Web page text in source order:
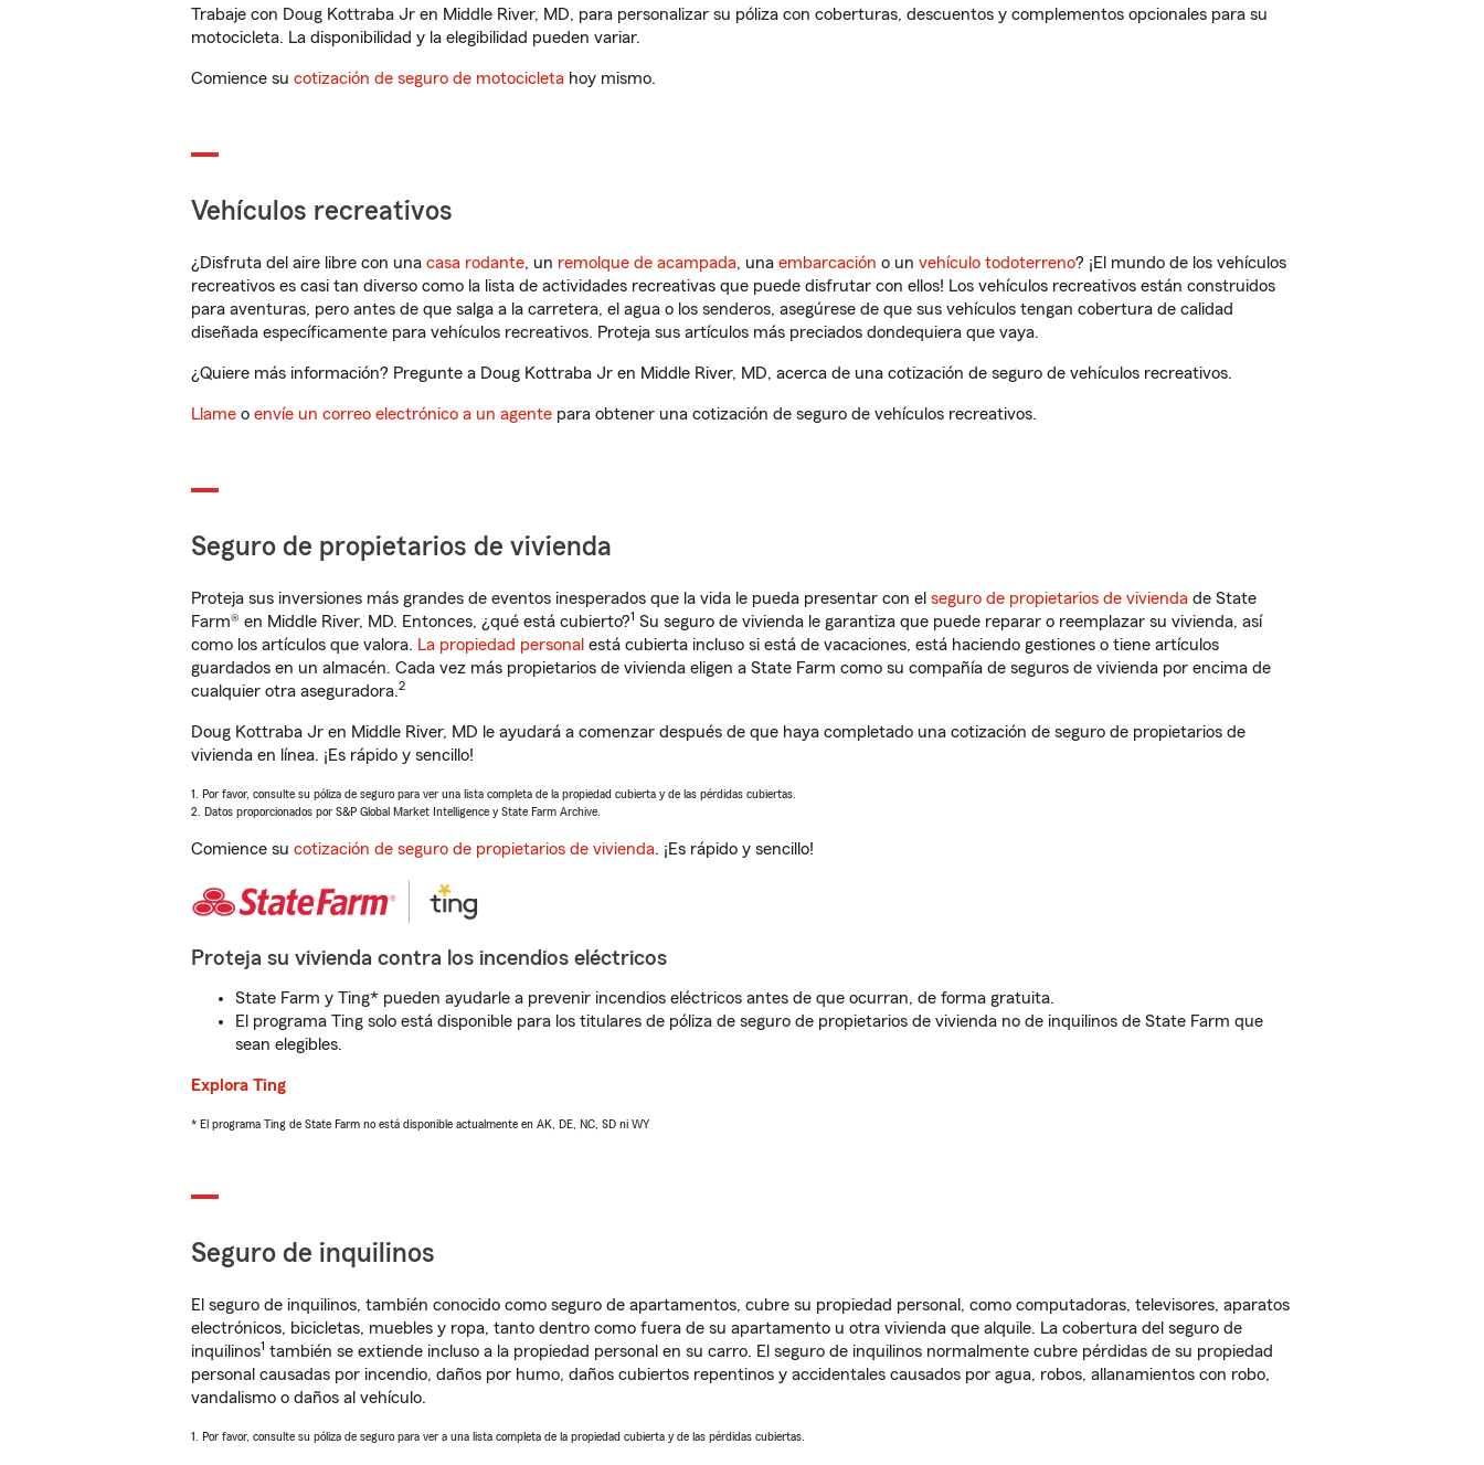
Trabaje con Doug Kottraba Jr en Middle River, MD, para personalizar su póliza con coberturas, descuentos y complementos opcionales para su
motocicleta. La disponibilidad y la elegibilidad pueden variar.
Comience su cotización de seguro de motocicleta hoy mismo.
Vehículos recreativos
¿Disfruta del aire libre con una casa rodante, un remolque de acampada, una embarcación o un vehículo todoterreno? ¡El mundo de los vehículos
recreativos es casi tan diverso como la lista de actividades recreativas que puede disfrutar con ellos! Los vehículos recreativos están construidos
para aventuras, pero antes de que salga a la carretera, el agua o los senderos, asegúrese de que sus vehículos tengan cobertura de calidad
diseñada específicamente para vehículos recreativos. Proteja sus artículos más preciados dondequiera que vaya.
¿Quiere más información? Pregunte a Doug Kottraba Jr en Middle River, MD, acerca de una cotización de seguro de vehículos recreativos.
Llame o envíe un correo electrónico a un agente para obtener una cotización de seguro de vehículos recreativos.
Seguro de propietarios de vivienda
Proteja sus inversiones más grandes de eventos inesperados que la vida le pueda presentar con el seguro de propietarios de vivienda de State
Farm® en Middle River, MD. Entonces, ¿qué está cubierto?1 Su seguro de vivienda le garantiza que puede reparar o reemplazar su vivienda, así
como los artículos que valora. La propiedad personal está cubierta incluso si está de vacaciones, está haciendo gestiones o tiene artículos
guardados en un almacén. Cada vez más propietarios de vivienda eligen a State Farm como su compañía de seguros de vivienda por encima de
cualquier otra aseguradora.2
Doug Kottraba Jr en Middle River, MD le ayudará a comenzar después de que haya completado una cotización de seguro de propietarios de
vivienda en línea. ¡Es rápido y sencillo!
1. Por favor, consulte su póliza de seguro para ver una lista completa de la propiedad cubierta y de las pérdidas cubiertas.
2. Datos proporcionados por S&P Global Market Intelligence y State Farm Archive.
Comience su cotización de seguro de propietarios de vivienda. ¡Es rápido y sencillo!
Proteja su vivienda contra los incendios eléctricos
State Farm y Ting* pueden ayudarle a prevenir incendios eléctricos antes de que ocurran, de forma gratuita.
El programa Ting solo está disponible para los titulares de póliza de seguro de propietarios de vivienda no de inquilinos de State Farm que
sean elegibles.
Explora Ting
* El programa Ting de State Farm no está disponible actualmente en AK, DE, NC, SD ni WY
Seguro de inquilinos
El seguro de inquilinos, también conocido como seguro de apartamentos, cubre su propiedad personal, como computadoras, televisores, aparatos
electrónicos, bicicletas, muebles y ropa, tanto dentro como fuera de su apartamento u otra vivienda que alquile. La cobertura del seguro de
inquilinos1 también se extiende incluso a la propiedad personal en su carro. El seguro de inquilinos normalmente cubre pérdidas de su propiedad
personal causadas por incendio, daños por humo, daños cubiertos repentinos y accidentales causados por agua, robos, allanamientos con robo,
vandalismo o daños al vehículo.
1. Por favor, consulte su póliza de seguro para ver a una lista completa de la propiedad cubierta y de las pérdidas cubiertas.